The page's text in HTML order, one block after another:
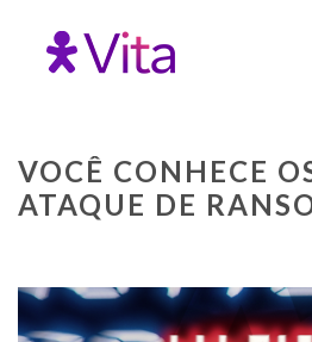
VOCÊ CONHECE
ATAQUE DE